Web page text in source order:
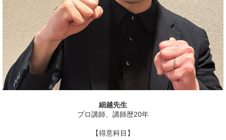
細越先生
プロ講師、講師歴20年
【得意科目】